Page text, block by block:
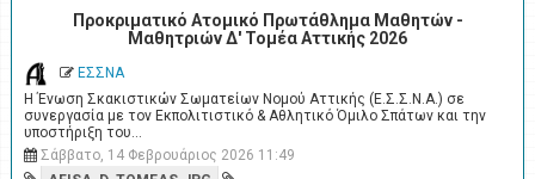
Προκριματικό Ατομικό Πρωτάθλημα Μαθητών -
Μαθητριών Δ' Τομέα Αττικής 2026
ΕΣΣΝΑ
Η Ένωση Σκακιστικών Σωματείων Νομού Αττικής (Ε.Σ.Σ.Ν.Α.) σε
συνεργασία με τον Εκπολιτιστικό & Αθλητικό Όμιλο Σπάτων και την
υποστήριξη του…
Σάββατο, 14 Φεβρουάριος 2026 11:49